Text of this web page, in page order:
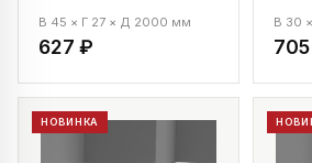
В 45 × Г 27 × Д 2000 мм
627 ₽
В 30
НОВИНКА